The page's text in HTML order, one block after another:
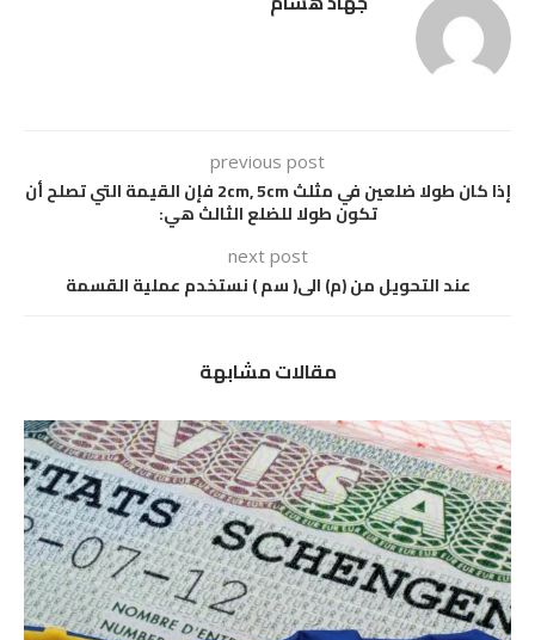
previous post
إذا كان طولا ضلعين في مثلث 2cm, 5cm فإن القيمة التي تصلح أن
تكون طولا للضلع الثالث هي:
next post
عند التحويل من (م) الى( سم ) نستخدم عملية القسمة
مقالات مشابهة